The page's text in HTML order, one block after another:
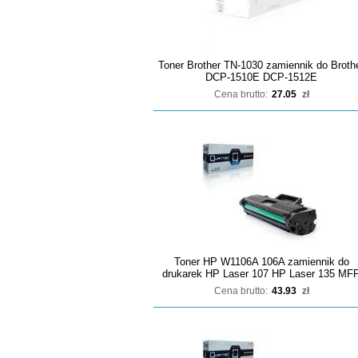
Toner Brother TN-1030 zamiennik do
DCP-1510E DCP-1512E
Cena brutto: 27.05 zł
Toner HP W1106A 106A zamiennik do
drukarek HP Laser 107 HP Laser 135
Cena brutto: 43.93 zł